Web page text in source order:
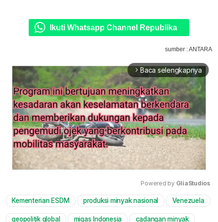
Ikuti Whatsapp Channel Republika
sumber : ANTARA
arrow_forward_ios Baca selengkapnya
Mute
Powered by GliaStudios
Kementerian ESDM produksi minyak nasional Venezuela
geopolitik global migas Indonesia cadangan minyak